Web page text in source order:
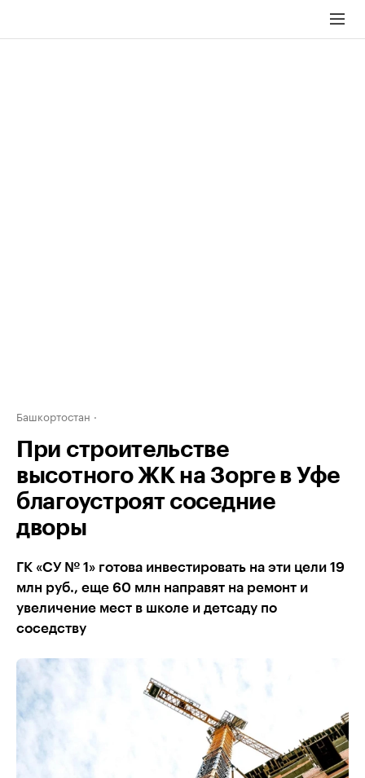
Башкортостан
При строительстве
высотного ЖК на Зорге в Уфе
благоустроят соседние
дворы
ГК «СУ № 1» готова инвестировать на эти цели 19
млн руб., еще 60 млн направят на ремонт и
увеличение мест в школе и детсаду по
соседству